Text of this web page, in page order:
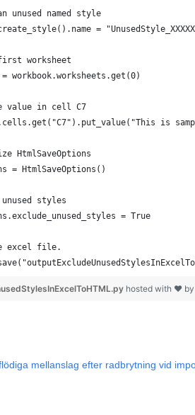
unused named style
=
worksheet
workbook.worksheets.get(0)
value in cell C7
is
HtmlSaveOptions
= HtmlSaveOptions()
styles
= True
excel file.
hosted with ❤ by
mellanslag efter radbrytning vid